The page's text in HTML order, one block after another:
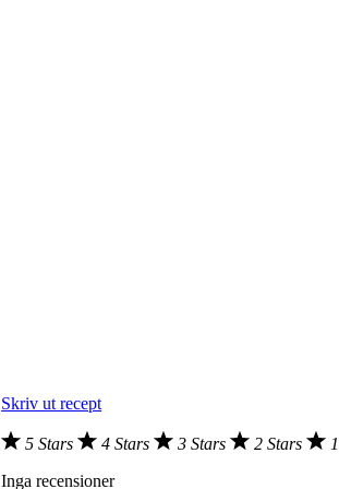
Skriv ut recept
5 Stars 4 Stars 3 Stars 2 Stars
Inga recensioner